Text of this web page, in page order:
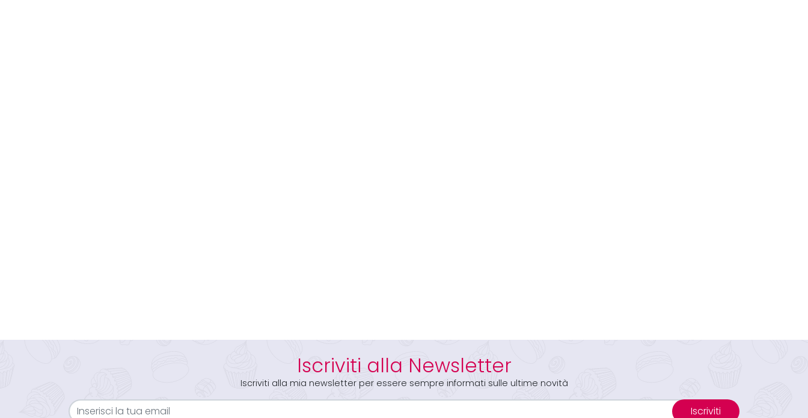
Iscriviti alla Newsletter
Iscriviti alla mia newsletter per essere sempre informati sulle ultime novità
Iscriviti